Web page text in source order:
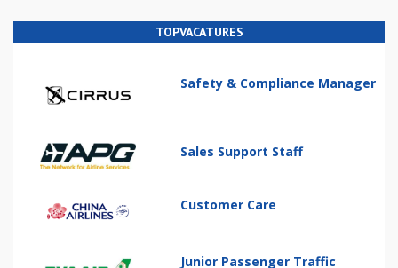
TOPVACATURES
Safety & Compliance Manager
Sales Support Staff
Customer Care
Junior Passenger Traffic